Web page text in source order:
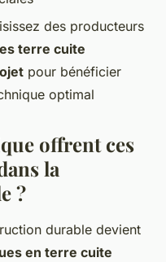
des producteurs
terre cuite
pour bénéficier
optimal
offrent ces
la
?
durable devient
en terre cuite